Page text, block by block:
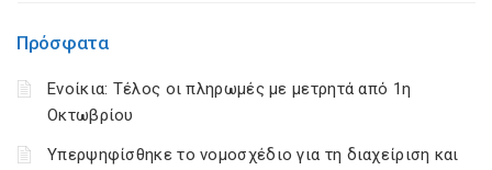
Πρόσφατα
Ενοίκια: Τέλος οι πληρωμές με μετρητά από 1η
Οκτωβρίου
Υπερψηφίσθηκε το νομοσχέδιο για τη διαχείριση και